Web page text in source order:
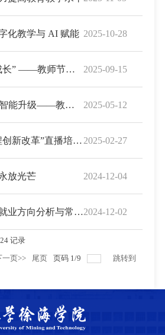
化教学与 AI 赋能 2025-10-28
“教学问诊，助力成长” ——教师节专属教学咨询活动 2025-09-15
DeepSeek助力高校智能升级——教学、科研、行政全场景 AI 应用实践 2025-05-12
“数智赋能专业课程创新改革”直播培训通知 2025-02-27
放光芒 2024-12-04
工程建设相关专业就业方向分析与常用建设工程资料用表简介2024-12-02
记录
一页>> 尾页 页码 1 /9 跳转到